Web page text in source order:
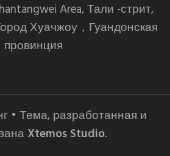
Area, Тали -стрит,
Хуачжоу，Гуандонская
провинция
• Тема, разработанная и
Xtemos Studio.